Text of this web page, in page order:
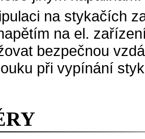
na stykačích
na el.
bezpečnou
při vypínání